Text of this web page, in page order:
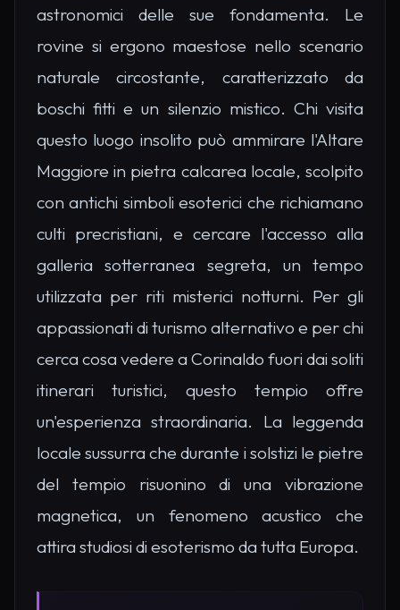
astronomici delle sue fondamenta. Le
rovine si ergono maestose nello scenario
naturale circostante, caratterizzato da
boschi fitti e un silenzio mistico. Chi visita
questo luogo insolito può ammirare l'Altare
Maggiore in pietra calcarea locale, scolpito
con antichi simboli esoterici che richiamano
culti precristiani, e cercare l'accesso alla
galleria sotterranea segreta, un tempo
utilizzata per riti misterici notturni. Per gli
appassionati di turismo alternativo e per chi
cerca cosa vedere a Corinaldo fuori dai soliti
itinerari turistici, questo tempio offre
un'esperienza straordinaria. La leggenda
locale sussurra che durante i solstizi le pietre
del tempio risuonino di una vibrazione
magnetica, un fenomeno acustico che
attira studiosi di esoterismo da tutta Europa.